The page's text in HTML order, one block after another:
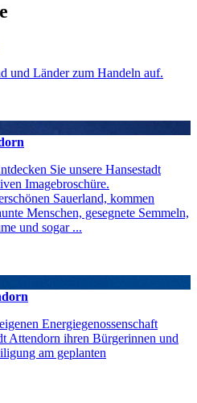
und Länder zum Handeln auf.
Sie unsere Hansestadt
Imagebroschüre.
Sauerland, kommen
Menschen, gesegnete Semmeln,
und sogar ...
Energiegenossenschaft
Attendorn ihren Bürgerinnen und
am geplanten